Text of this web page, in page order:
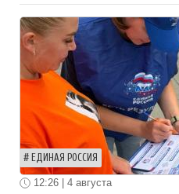
ЕДИНАЯ РОССИЯ
12:26 | 4 августа